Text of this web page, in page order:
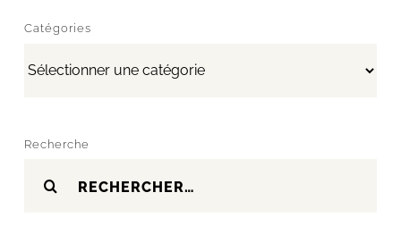
Catégories
Recherche